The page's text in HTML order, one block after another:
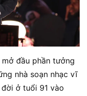
đầu phần tưởng
nhà soạn nhạc vĩ
ở tuổi 91 vào